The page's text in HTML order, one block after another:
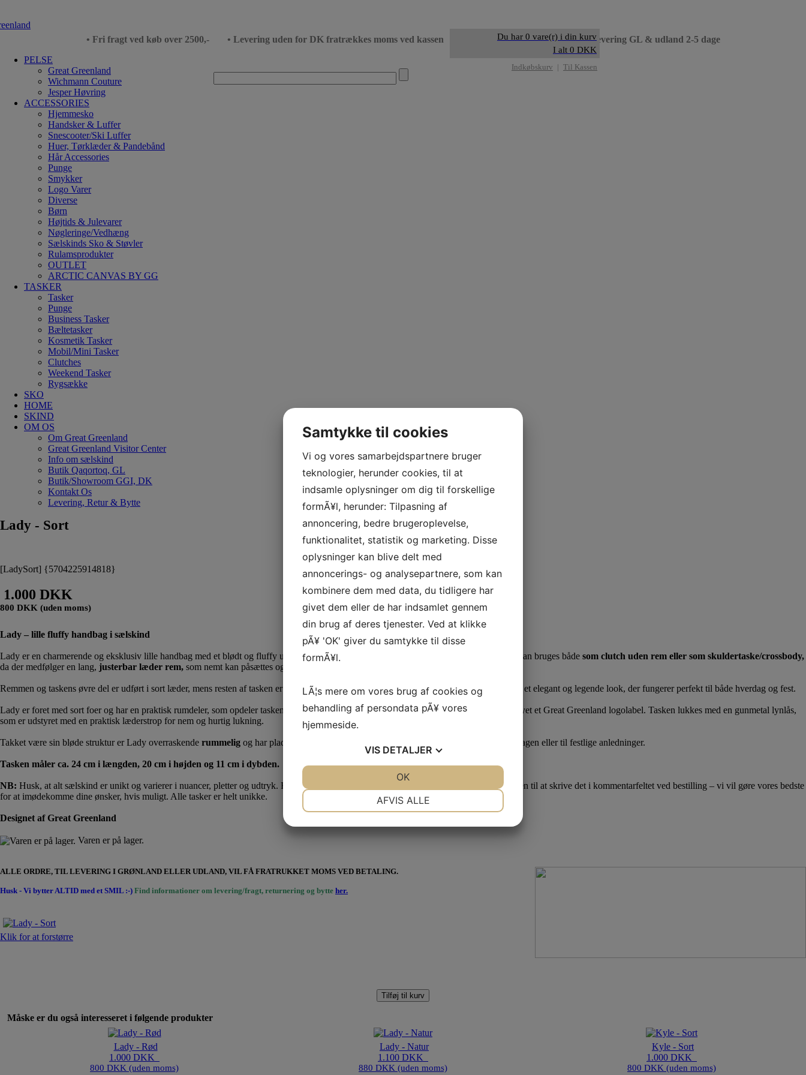
Du har 0 vare(r) i din kurv
I alt 0 DKK
Indkøbskurv | Til Kassen
• Fri fragt ved køb over 2500,- • Levering uden for DK fratrækkes moms ved kassen • Levering DK dag til dag
• Levering GL & udland 2-5 dage
PELSE
Great Greenland
Wichmann Couture
Jesper Høvring
ACCESSORIES
Hjemmesko
Handsker & Luffer
Snescooter/Ski Luffer
Huer, Tørklæder & Pandebånd
Hår Accessories
Punge
Smykker
Logo Varer
Diverse
Børn
Højtids & Julevarer
Nøgleringe/Vedhæng
Sælskinds Sko & Støvler
Rulamsprodukter
OUTLET
ARCTIC CANVAS BY GG
TASKER
Tasker
Punge
Business Tasker
Bæltetasker
Kosmetik Tasker
Mobil/Mini Tasker
Clutches
Weekend Tasker
Rygsække
SKO
HOME
SKIND
OM OS
Om Great Greenland
Great Greenland Visitor Center
Info om sælskind
Butik Qaqortoq, GL
Butik/Showroom GGI, DK
Kontakt Os
Levering, Retur & Bytte
Lady - Sort
[LadySort] {5704225914818}
1.000 DKK
800 DKK (uden moms)
Lady – lille fluffy handbag i sælskind
Lady er en charmerende og eksklusiv lille handbag med et blødt og fluffy udtryk, som man næsten ikke kan lade være med at ae. Tasken kan bruges både som clutch uden rem eller som skuldertaske/crossbody,
da der medfølger en lang, justerbar læder rem, som nemt kan påsættes og aftages med carabinhager.
Remmen og taskens øvre del er udført i sort læder, mens resten af tasken er lavet i smukt, blødt grønlandsk sælskind. Kombinationen giver et elegant og legende look, der fungerer perfekt til både hverdag og fest.
Lady er foret med sort foer og har en praktisk rumdeler, som opdeler tasken i to indvendige rum. På taskens indvendige bagvæg er der påsyet et Great Greenland logolabel. Tasken lukkes med en gunmetal lynlås,
som er udstyret med en praktisk læderstrop for nem og hurtig lukning.
Takket være sin bløde struktur er Lady overraskende rummelig og har plads til de mest essentielle ting – uanset om du er på farten i hverdagen eller til festlige anledninger.
Tasken måler ca. 24 cm i længden, 20 cm i højden og 11 cm i dybden.
NB: Husk, at alt sælskind er unikt og varierer i nuancer, pletter og udtryk. Har du særlige ønsker til din taskes look, er du meget velkommen til at skrive det i kommentarfeltet ved bestilling – vi vil gøre vores bedste
for at imødekomme dine ønsker, hvis muligt. Alle tasker er helt unikke.
Designet af Great Greenland
Varen er på lager.
ALLE ORDRE, TIL LEVERING I GRØNLAND ELLER UDLAND, VIL FÅ FRATRUKKET MOMS VED BETALING.
Husk - Vi bytter ALTID med et SMIL :-) Find informationer om levering/fragt, returnering og bytte her.
Klik for at forstørre
Tilføj til kurv
Måske er du også interesseret i følgende produkter
Lady - Rød
1.000 DKK
800 DKK (uden moms)
Lady - Natur
1.100 DKK
880 DKK (uden moms)
Kyle - Sort
1.000 DKK
800 DKK (uden moms)
Samtykke til cookies
Vi og vores samarbejdspartnere bruger
teknologier, herunder cookies, til at
indsamle oplysninger om dig til forskellige
formÃ¥l, herunder: Tilpasning af
annoncering, bedre brugeroplevelse,
funktionalitet, statistik og marketing. Disse
oplysninger kan blive delt med
annoncerings- og analysepartnere, som kan
kombinere dem med data, du tidligere har
givet dem eller de har indsamlet gennem
din brug af deres tjenester. Ved at klikke
pÃ¥ 'OK' giver du samtykke til disse
formÃ¥l.
LÃ¦s mere om vores brug af cookies og
behandling af persondata pÃ¥ vores
hjemmeside.
VIS DETALJER
AFVIS ALLE
OK